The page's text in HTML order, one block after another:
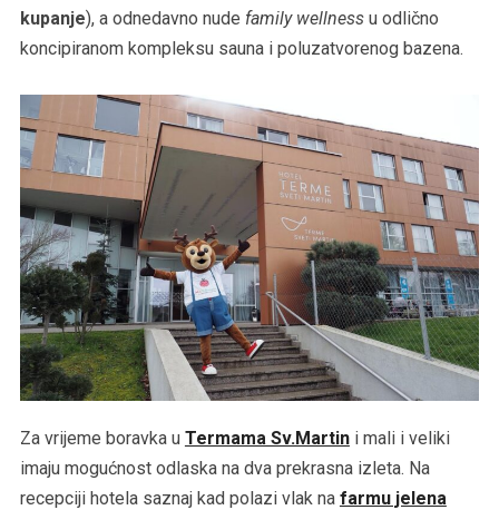
kupanje), a odnedavno nude family wellnessu odlično
koncipiranom kompleksu sauna i poluzatvorenog bazena.
Za vrijeme boravka u Termama Sv.Martini mali i veliki
imaju mogućnost odlaska na dva prekrasna izleta. Na
recepciji hotela saznaj kad polazi vlak na farmu jelena